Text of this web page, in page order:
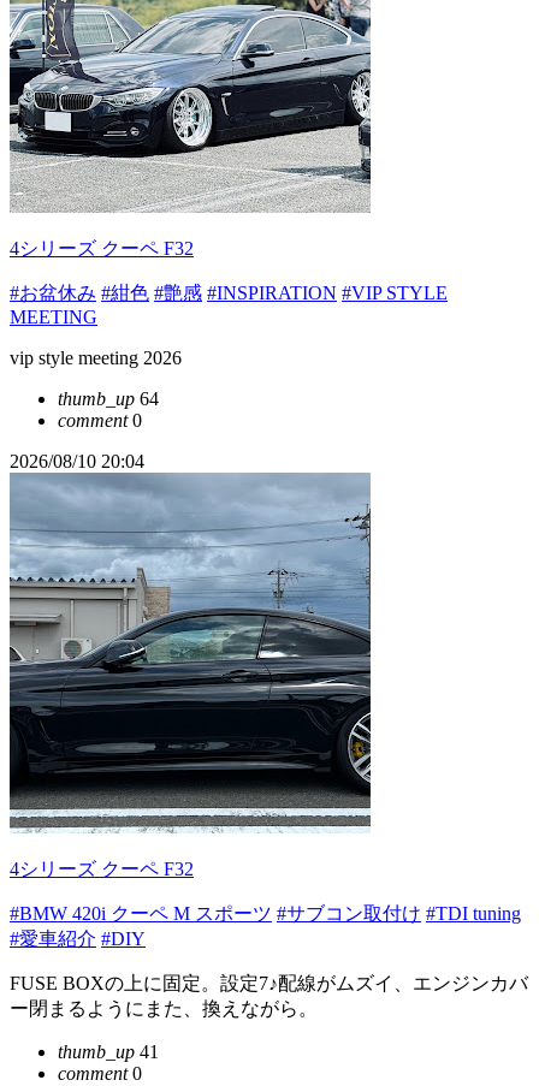
4シリーズ クーペ F32
#お盆休み #紺色 #艶感 #INSPIRATION #VIP STYLE
MEETING
vip style meeting 2026
thumb_up 64
comment0
2026/08/10 20:04
4シリーズ クーペ F32
#BMW 420i クーペ M スポーツ #サブコン取付け #TDI tuning
#愛車紹介 #DIY
FUSE BOXの上に固定。設定7♪配線がムズイ、エンジンカバ
ー閉まるようにまた、換えながら。
thumb_up 41
comment0